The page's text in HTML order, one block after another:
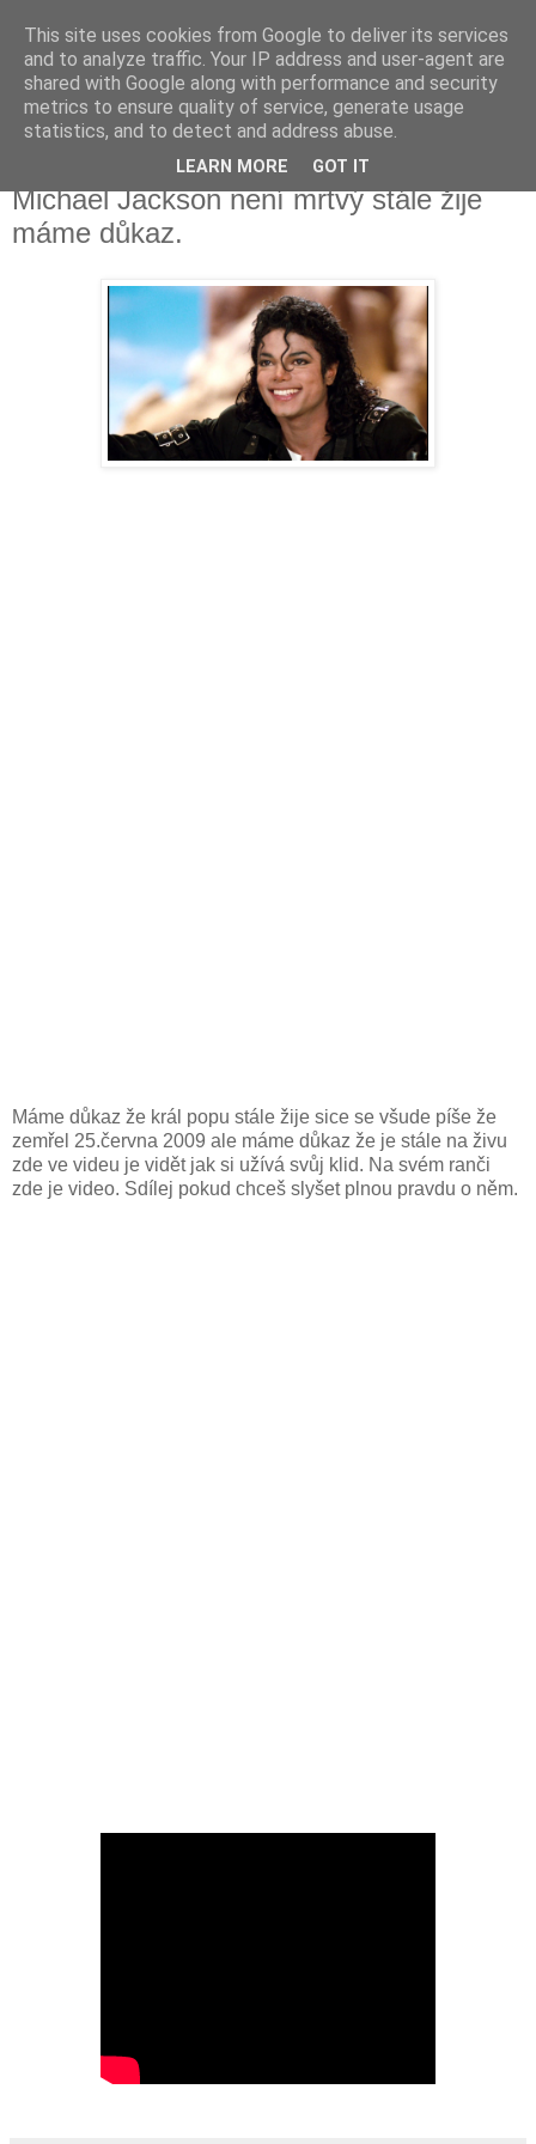
Fakečlánky
Věř všemu co tady vidíš.
pondělí 16. října 2017
Michael Jackson není mrtvý stále žije
máme důkaz.
Máme důkaz že král popu stále žije sice se všude píše že
zemřel 25.června 2009 ale máme důkaz že je stále na živu
zde ve videu je vidět jak si užívá svůj klid. Na svém ranči
zde je video. Sdílej pokud chceš slyšet plnou pravdu o něm.
This site uses cookies from Google to deliver its services
and to analyze traffic. Your IP address and user-agent are
shared with Google along with performance and security
metrics to ensure quality of service, generate usage
statistics, and to detect and address abuse.
LEARN MORE GOT IT